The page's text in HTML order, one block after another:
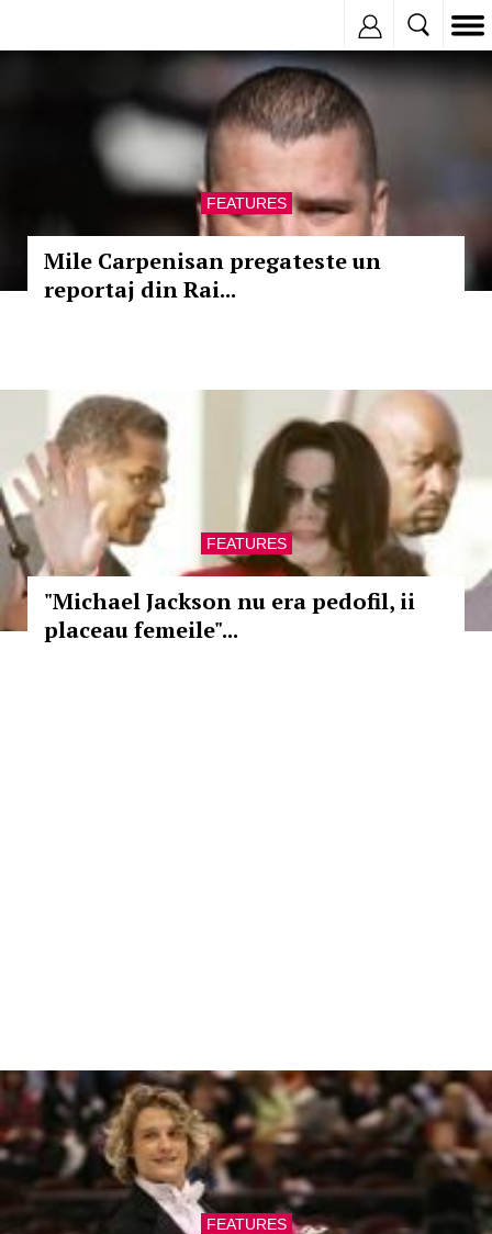
FEATURES
Mile Carpenisan pregateste un
reportaj din Rai...
FEATURES
"Michael Jackson nu era pedofil, ii
placeau femeile"...
FEATURES